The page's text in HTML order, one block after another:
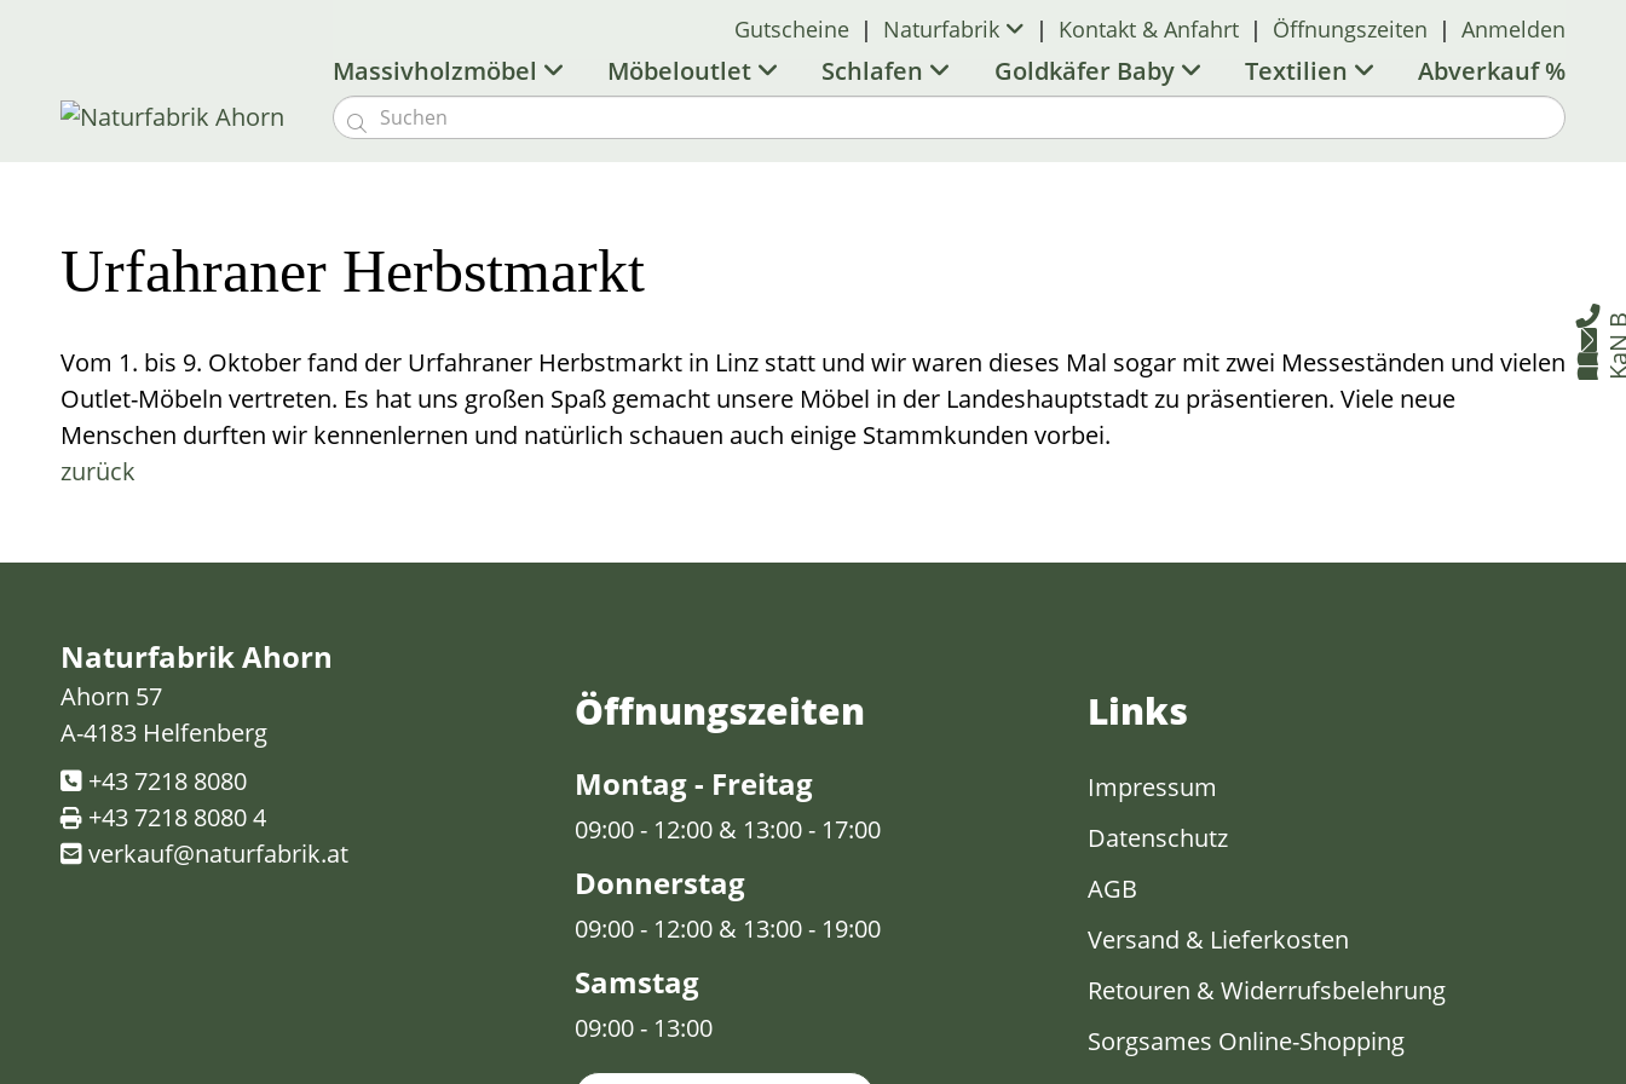



Gutscheine | Naturfabrik | Kontakt & Anfahrt | Öffnungszeiten | Anmelden
Massivholzmöbel Möbeloutlet Schlafen Goldkäfer Baby Textilien Abverkauf %

Urfahraner Herbstmarkt
Vom 1. bis 9. Oktober fand der Urfahraner Herbstmarkt in Linz statt und wir waren dieses Mal sogar mit zwei Messeständen und vielen
Outlet-Möbeln vertreten. Es hat uns großen Spaß gemacht unsere Möbel in der Landeshauptstadt zu präsentieren. Viele neue
Menschen durften wir kennenlernen und natürlich schauen auch einige Stammkunden vorbei.
zurück
Naturfabrik Ahorn
Ahorn 57
A-4183 Helfenberg
+43 7218 8080
+43 7218 8080 4
verkauf@naturfabrik.at
Öffnungs­zeiten
Montag - Freitag
09:00 - 12:00 & 13:00 - 17:00
Donnerstag
09:00 - 12:00 & 13:00 - 19:00
Samstag
09:00 - 13:00
Links
Impressum
Datenschutz
AGB
Versand & Lieferkosten
Retouren & Widerrufsbelehrung
Sorgsames Online-Shopping